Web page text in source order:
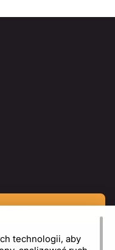
nas
technologii, aby